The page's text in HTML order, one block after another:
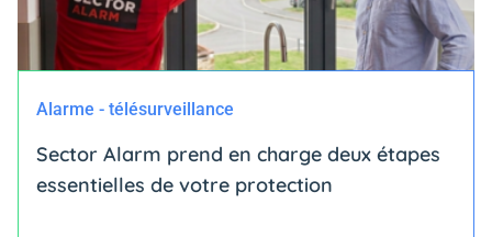
Alarme - télésurveillance
Sector Alarm prend en charge deux étapes
essentielles de votre protection